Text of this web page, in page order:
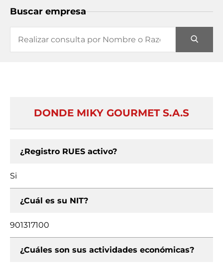
Buscar empresa
DONDE MIKY GOURMET S.A.S
¿Registro RUES activo?
Si
¿Cuál es su NIT?
901317100
¿Cuáles son sus actividades económicas?